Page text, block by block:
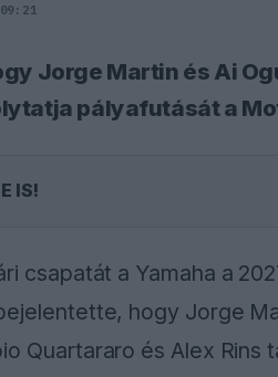
Jorge Martin és Ai
pályafutását a
IS!
csapatát a Yamaha a
hogy Jorge
Quartararo és Alex Rins